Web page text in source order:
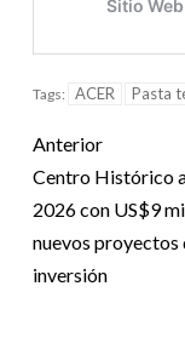
Tags: ACER Pasta
Anterior
Centro Histórico
2026 con US$9
nuevos proyectos
inversión